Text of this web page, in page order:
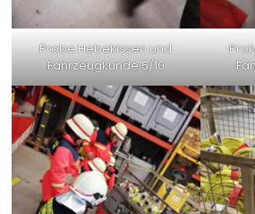
Probe Hebekissen und
Fahrzeugkunde 5/10